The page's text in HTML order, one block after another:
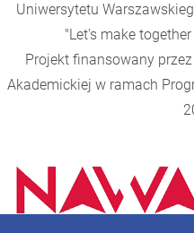
Uniwersytetu
"Let's make
Projekt finansowany
Akademickiej w ramach